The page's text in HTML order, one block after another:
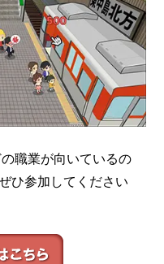
の職業が向いているの
ひ参加してください